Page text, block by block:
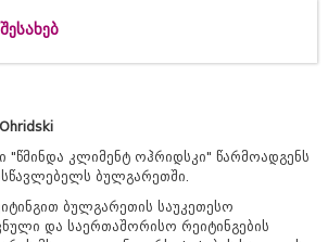
"წმინდა კლიმენტ ოჰრიდსკი" წარმოადგენს
ბულგარეთში.
ბულგარეთის საუკეთესო
და საერთაშორისო რეიტინგების